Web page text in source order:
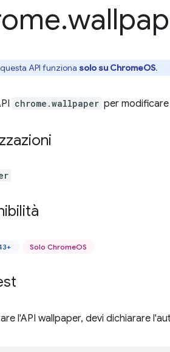
.
questa API funziona solo su ChromeOS.
chrome.wallpaper per
Solo ChromeOS
l'API wallpaper, devi dichiarare